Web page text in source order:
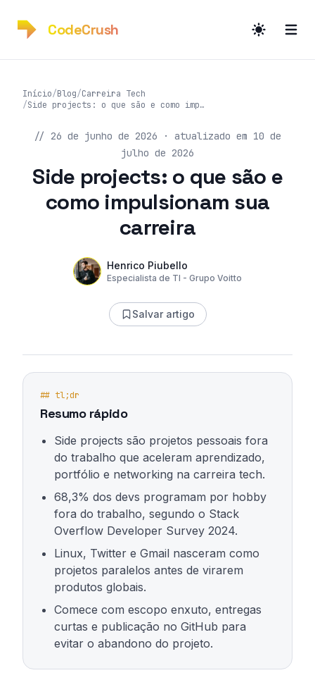
CodeCrush
Início/Blog/Carreira Tech
/
Side projects: o que são e como impulsionam sua carreira
Publicado em
// 26 de junho de 2026 · atualizado em 10 de
julho de 2026
Side projects: o que são e
como impulsionam sua
carreira
Henrico Piubello
Henrico Piubello
Especialista de TI - Grupo Voitto
Especialista de TI - Grupo Voitto
Salvar artigo
## tl;dr
Resumo rápido
Side projects são projetos pessoais fora
do trabalho que aceleram aprendizado,
portfólio e networking na carreira tech.
68,3% dos devs programam por hobby
fora do trabalho, segundo o Stack
Overflow Developer Survey 2024.
Linux, Twitter e Gmail nasceram como
projetos paralelos antes de virarem
produtos globais.
Comece com escopo enxuto, entregas
curtas e publicação no GitHub para
evitar o abandono do projeto.